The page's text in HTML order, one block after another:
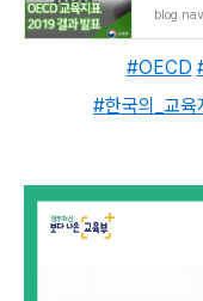
#OECD
#한국의_교육